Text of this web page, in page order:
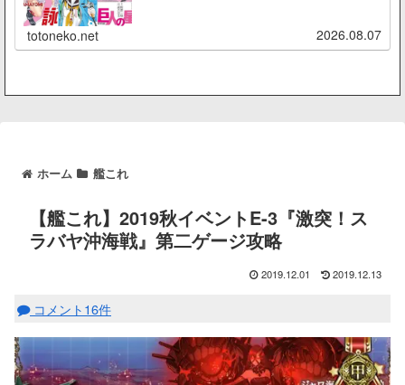
totoneko.net 2026.08.07
ホーム 艦これ
【艦これ】2019秋イベントE-3『激突！ス
ラバヤ沖海戦』第二ゲージ攻略
2019.12.01 2019.12.13
コメント16件